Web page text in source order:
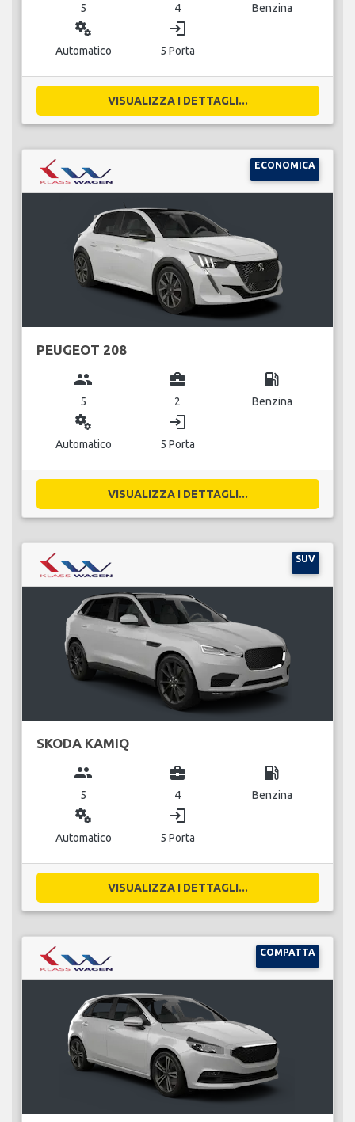
5 4 Benzina
miscellaneous_services
Automatico
login
5 Porta
VISUALIZZA I DETTAGLI...
ECONOMICA
PEUGEOT 208
group
5
business_center
2
local_gas_station
Benzina
miscellaneous_services
Automatico
login
5 Porta
VISUALIZZA I DETTAGLI...
SUV
SKODA KAMIQ
group
5
business_center
4
local_gas_station
Benzina
miscellaneous_services
Automatico
login
5 Porta
VISUALIZZA I DETTAGLI...
COMPATTA